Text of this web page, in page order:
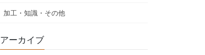
加工・知識・その他
アーカイブ